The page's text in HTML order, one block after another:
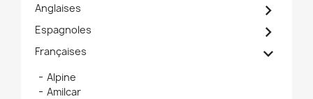
Anglaises 
Espagnoles 
Françaises 
Alpine
Amilcar